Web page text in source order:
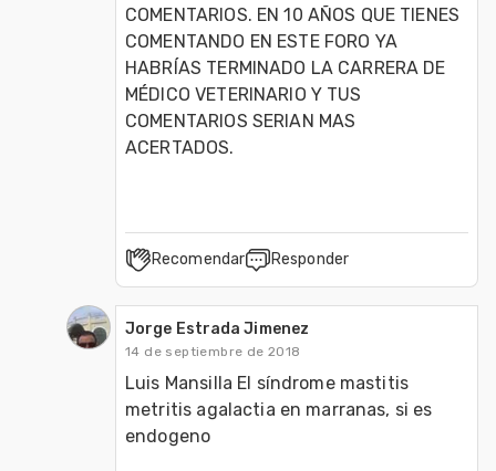
COMENTARIOS. EN 10 AÑOS QUE TIENES
COMENTANDO EN ESTE FORO YA
HABRÍAS TERMINADO LA CARRERA DE
MÉDICO VETERINARIO Y TUS
COMENTARIOS SERIAN MAS
ACERTADOS.
Recomendar Responder
Jorge Estrada Jimenez
14 de septiembre de 2018
Luis Mansilla El síndrome mastitis
metritis agalactia en marranas, si es
endogeno